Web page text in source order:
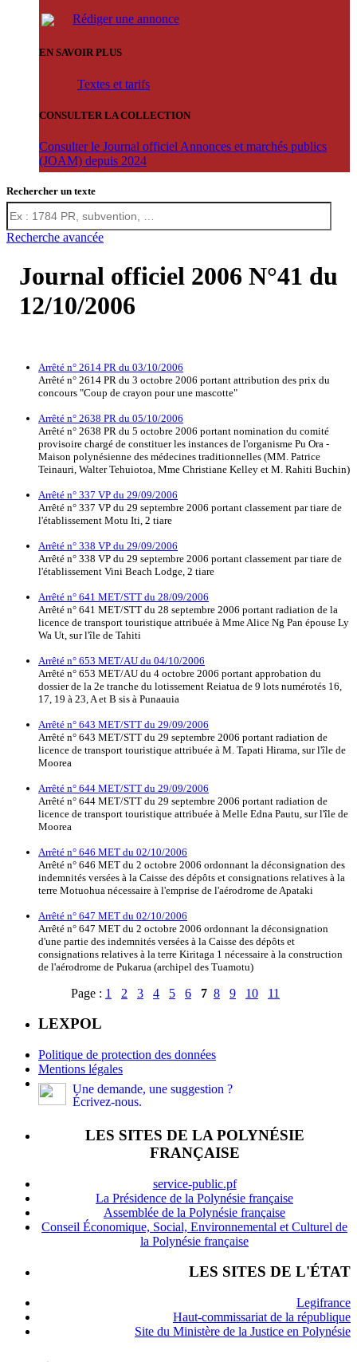
Rédiger une annonce
EN SAVOIR PLUS
Textes et tarifs
CONSULTER LA COLLECTION
Consulter le Journal officiel Annonces et marchés publics
(JOAM) depuis 2024
Rechercher un texte
Recherche avancée
Journal officiel 2006 N°41 du
12/10/2006
Arrêté n° 2614 PR du 03/10/2006
Arrêté n° 2614 PR du 3 octobre 2006 portant attribution des prix du
concours "Coup de crayon pour une mascotte"
Arrêté n° 2638 PR du 05/10/2006
Arrêté n° 2638 PR du 5 octobre 2006 portant nomination du comité
provisoire chargé de constituer les instances de l'organisme Pu Ora -
Maison polynésienne des médecines traditionnelles (MM. Patrice
Teinauri, Walter Tehuiotoa, Mme Christiane Kelley et M. Rahiti Buchin)
Arrêté n° 337 VP du 29/09/2006
Arrêté n° 337 VP du 29 septembre 2006 portant classement par tiare de
l'établissement Motu Iti, 2 tiare
Arrêté n° 338 VP du 29/09/2006
Arrêté n° 338 VP du 29 septembre 2006 portant classement par tiare de
l'établissement Vini Beach Lodge, 2 tiare
Arrêté n° 641 MET/STT du 28/09/2006
Arrêté n° 641 MET/STT du 28 septembre 2006 portant radiation de la
licence de transport touristique attribuée à Mme Alice Ng Pan épouse Ly
Wa Ut, sur l'île de Tahiti
Arrêté n° 653 MET/AU du 04/10/2006
Arrêté n° 653 MET/AU du 4 octobre 2006 portant approbation du
dossier de la 2e tranche du lotissement Reiatua de 9 lots numérotés 16,
17, 19 à 23, A et B sis à Punaauia
Arrêté n° 643 MET/STT du 29/09/2006
Arrêté n° 643 MET/STT du 29 septembre 2006 portant radiation de
licence de transport touristique attribuée à M. Tapati Hirama, sur l'île de
Moorea
Arrêté n° 644 MET/STT du 29/09/2006
Arrêté n° 644 MET/STT du 29 septembre 2006 portant radiation de
licence de transport touristique attribuée à Melle Edna Pautu, sur l'île de
Moorea
Arrêté n° 646 MET du 02/10/2006
Arrêté n° 646 MET du 2 octobre 2006 ordonnant la déconsignation des
indemnités versées à la Caisse des dépôts et consignations relatives à la
terre Motuohua nécessaire à l'emprise de l'aérodrome de Apataki
Arrêté n° 647 MET du 02/10/2006
Arrêté n° 647 MET du 2 octobre 2006 ordonnant la déconsignation
d'une partie des indemnités versées à la Caisse des dépôts et
consignations relatives à la terre Kiritaga 1 nécessaire à la construction
de l'aérodrome de Pukarua (archipel des Tuamotu)
Page : 1 2 3 4 5 6 7 8 9 10 11
LEXPOL
Politique de protection des données
Mentions légales
Une demande, une suggestion ?
Écrivez-nous.
LES SITES DE LA POLYNÉSIE
FRANÇAISE
service-public.pf
La Présidence de la Polynésie française
Assemblée de la Polynésie française
Conseil Économique, Social, Environnemental et Culturel de
la Polynésie française
LES SITES DE L'ÉTAT
Legifrance
Haut-commissariat de la république
Site du Ministère de la Justice en Polynésie